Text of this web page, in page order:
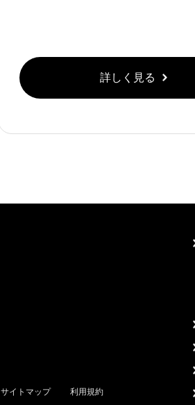
詳しく見る
サイトマップ 利用規約